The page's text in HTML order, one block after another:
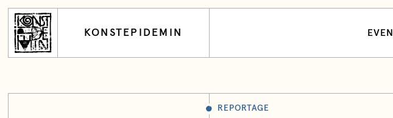
KONSTEPIDEMIN
REPORTAGE